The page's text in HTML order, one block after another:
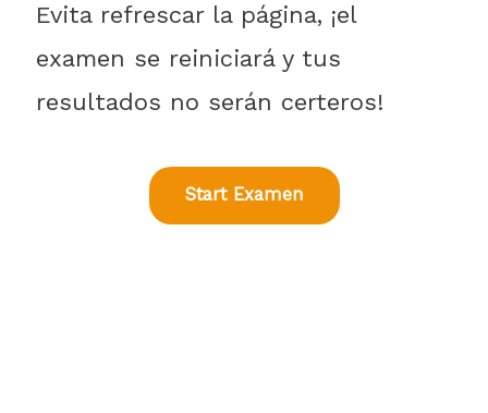
Evita refrescar la página, ¡el
examen se reiniciará y tus
resultados no serán certeros!